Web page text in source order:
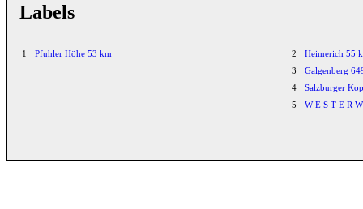
Labels
1 Pfuhler Höhe 53 km 2
Heimerich 55
3
Galgenberg
4
Salzburger
5
W E S T E R